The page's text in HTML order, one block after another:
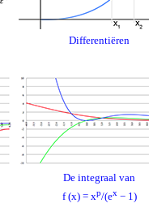
Differentiëren
De integraal van
f (x) = xp/(ex− 1)